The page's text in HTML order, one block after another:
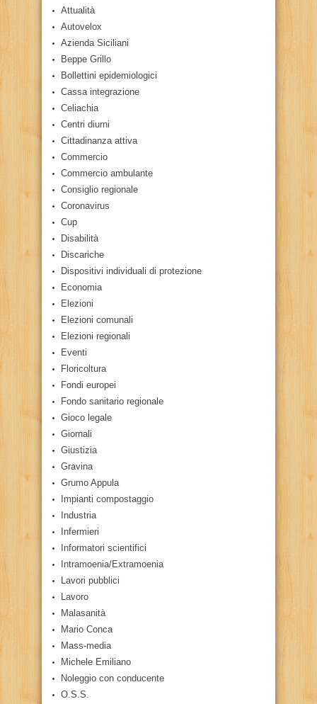
Attualità
Autovelox
Azienda Siciliani
Beppe Grillo
Bollettini epidemiologici
Cassa integrazione
Celiachia
Centri diurni
Cittadinanza attiva
Commercio
Commercio ambulante
Consiglio regionale
Coronavirus
Cup
Disabilità
Discariche
Dispositivi individuali di protezione
Economia
Elezioni
Elezioni comunali
Elezioni regionali
Eventi
Floricoltura
Fondi europei
Fondo sanitario regionale
Gioco legale
Giornali
Giustizia
Gravina
Grumo Appula
Impianti compostaggio
Industria
Infermieri
Informatori scientifici
Intramoenia/Extramoenia
Lavori pubblici
Lavoro
Malasanità
Mario Conca
Mass-media
Michele Emiliano
Noleggio con conducente
O.S.S.